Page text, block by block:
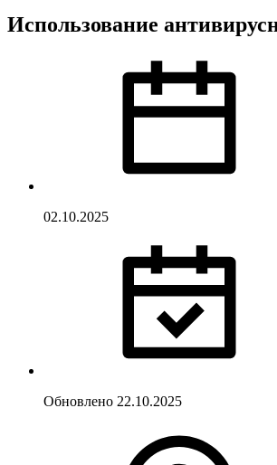
Использование
02.10.2025
Обновлено 22.10.2025